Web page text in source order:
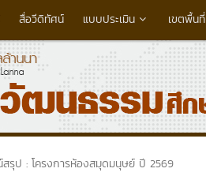
สื่อวีดิทัศน์ แบบประเมิน เขตพื้นที่
รุป : โครงการห้องสมุดมนุษย์ ปี 2569